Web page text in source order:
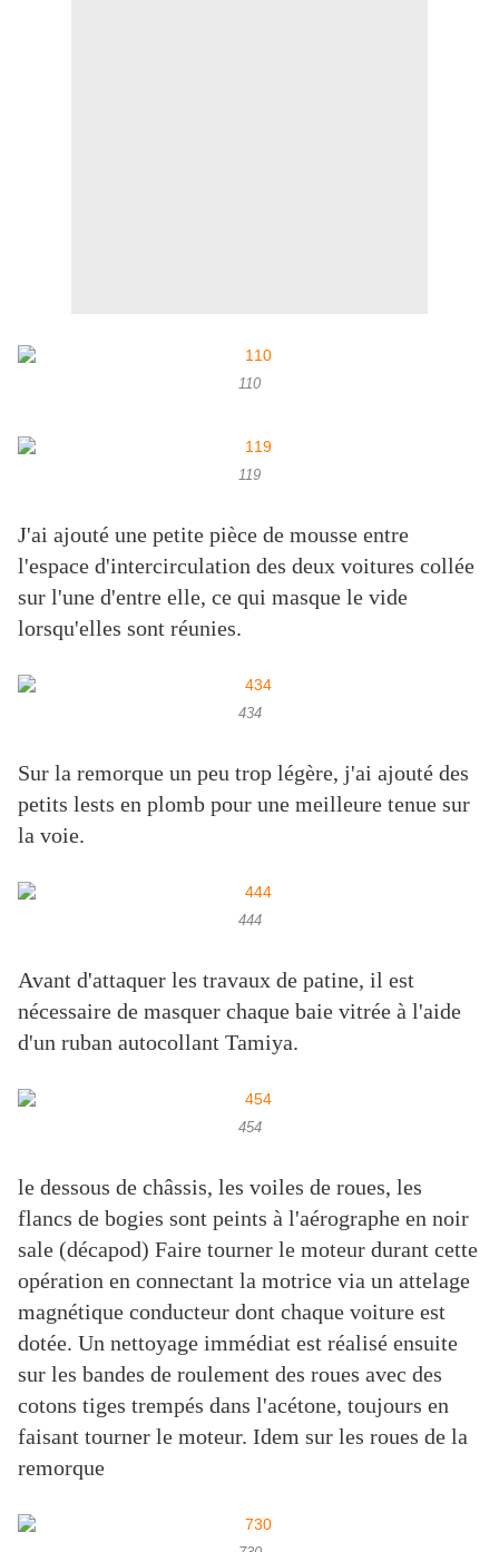
110
119
J'ai ajouté une petite pièce de mousse entre
l'espace d'intercirculation des deux voitures collée
sur l'une d'entre elle, ce qui masque le vide
lorsqu'elles sont réunies.
434
Sur la remorque un peu trop légère, j'ai ajouté des
petits lests en plomb pour une meilleure tenue sur
la voie.
444
Avant d'attaquer les travaux de patine, il est
nécessaire de masquer chaque baie vitrée à l'aide
d'un ruban autocollant Tamiya.
454
le dessous de châssis, les voiles de roues, les
flancs de bogies sont peints à l'aérographe en noir
sale (décapod) Faire tourner le moteur durant cette
opération en connectant la motrice via un attelage
magnétique conducteur dont chaque voiture est
dotée. Un nettoyage immédiat est réalisé ensuite
sur les bandes de roulement des roues avec des
cotons tiges trempés dans l'acétone, toujours en
faisant tourner le moteur. Idem sur les roues de la
remorque